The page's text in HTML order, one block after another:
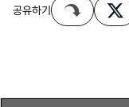
공유하기